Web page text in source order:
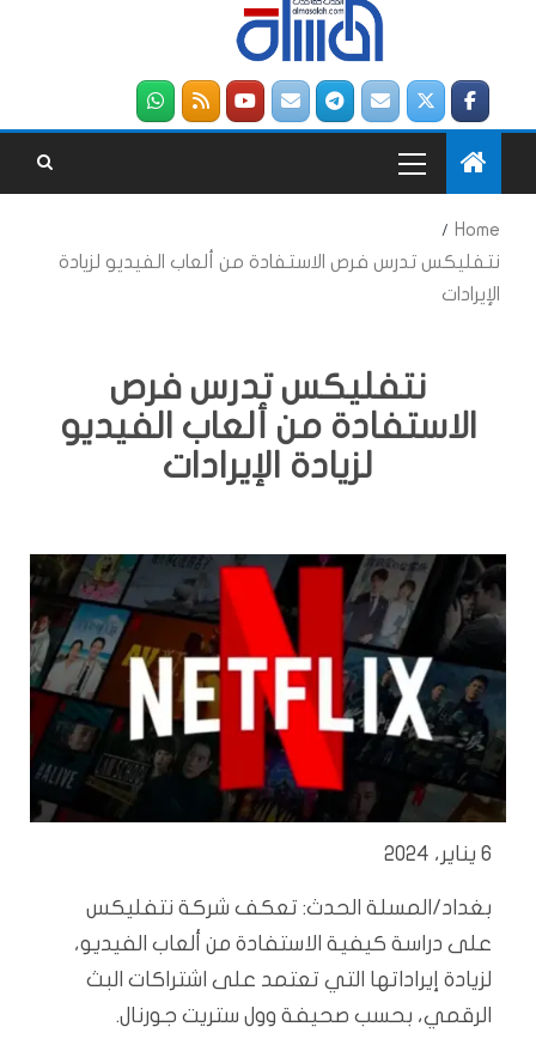
Home
نتفليكس تدرس فرص الاستفادة من ألعاب الفيديو لزيادة
الإيرادات
نتفليكس تدرس فرص
الاستفادة من ألعاب الفيديو
لزيادة الإيرادات
6 يناير، 2024
بغداد/المسلة الحدث: تعكف شركة نتفليكس
على دراسة كيفية الاستفادة من ألعاب الفيديو،
لزيادة إيراداتها التي تعتمد على اشتراكات البث
الرقمي، بحسب صحيفة وول ستريت جورنال.